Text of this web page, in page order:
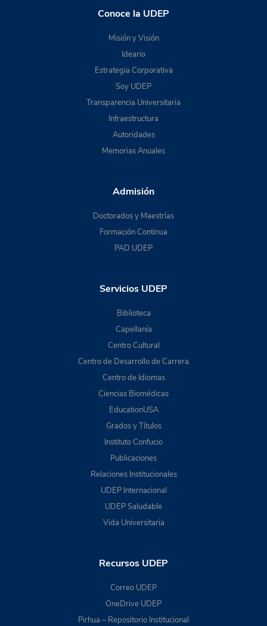
Conoce la UDEP
Misión y Visión
Ideario
Estrategia Corporativa
Soy UDEP
Transparencia Universitaria
Infraestructura
Autoridades
Memorias Anuales
Admisión
Doctorados y Maestrías
Formación Continua
PAD UDEP
Servicios UDEP
Biblioteca
Capellanía
Centro Cultural
Centro de Desarrollo de Carrera
Centro de Idiomas
Ciencias Biomédicas
EducationUSA
Grados y Títulos
Instituto Confucio
Publicaciones
Relaciones Institucionales
UDEP Internacional
UDEP Saludable
Vida Universitaria
Recursos UDEP
Correo UDEP
OneDrive UDEP
Pirhua – Repositorio Institucional